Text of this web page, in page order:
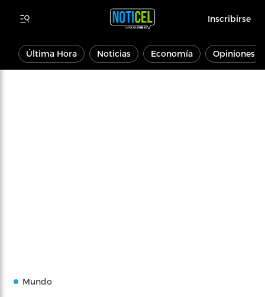
Inscribirse
Última Hora Noticias Economía Opiniones
Mundo